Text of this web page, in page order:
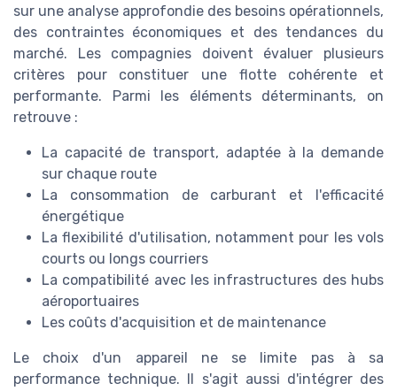
sur une analyse approfondie des besoins opérationnels,
des contraintes économiques et des tendances du
marché. Les compagnies doivent évaluer plusieurs
critères pour constituer une flotte cohérente et
performante. Parmi les éléments déterminants, on
retrouve :
La capacité de transport, adaptée à la demande
sur chaque route
La consommation de carburant et l'efficacité
énergétique
La flexibilité d'utilisation, notamment pour les vols
courts ou longs courriers
La compatibilité avec les infrastructures des hubs
aéroportuaires
Les coûts d'acquisition et de maintenance
Le choix d'un appareil ne se limite pas à sa
performance technique. Il s'agit aussi d'intégrer des